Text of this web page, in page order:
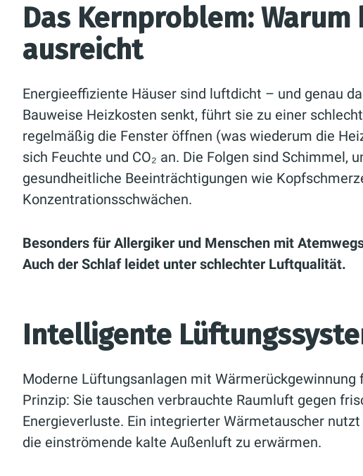
Das Kernproblem:
ausreicht
Energieeffiziente Häuser sind luftdicht – und genau
Bauweise Heizkosten senkt, führt sie zu einer
regelmäßig die Fenster öffnen (was wiederum die
sich Feuchte und CO₂ an. Die Folgen sind Schimmel,
gesundheitliche Beeinträchtigungen wie
Konzentrationsschwächen.
Besonders für Allergiker und Menschen mit
Auch der Schlaf leidet unter schlechter Luftqualität.
Intelligente
Moderne Lüftungsanlagen mit
Prinzip: Sie tauschen verbrauchte Raumluft gegen
Energieverluste. Ein integrierter Wärmetauscher
die einströmende kalte Außenluft zu erwärmen.